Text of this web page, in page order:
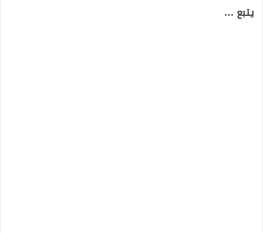
يتبع …